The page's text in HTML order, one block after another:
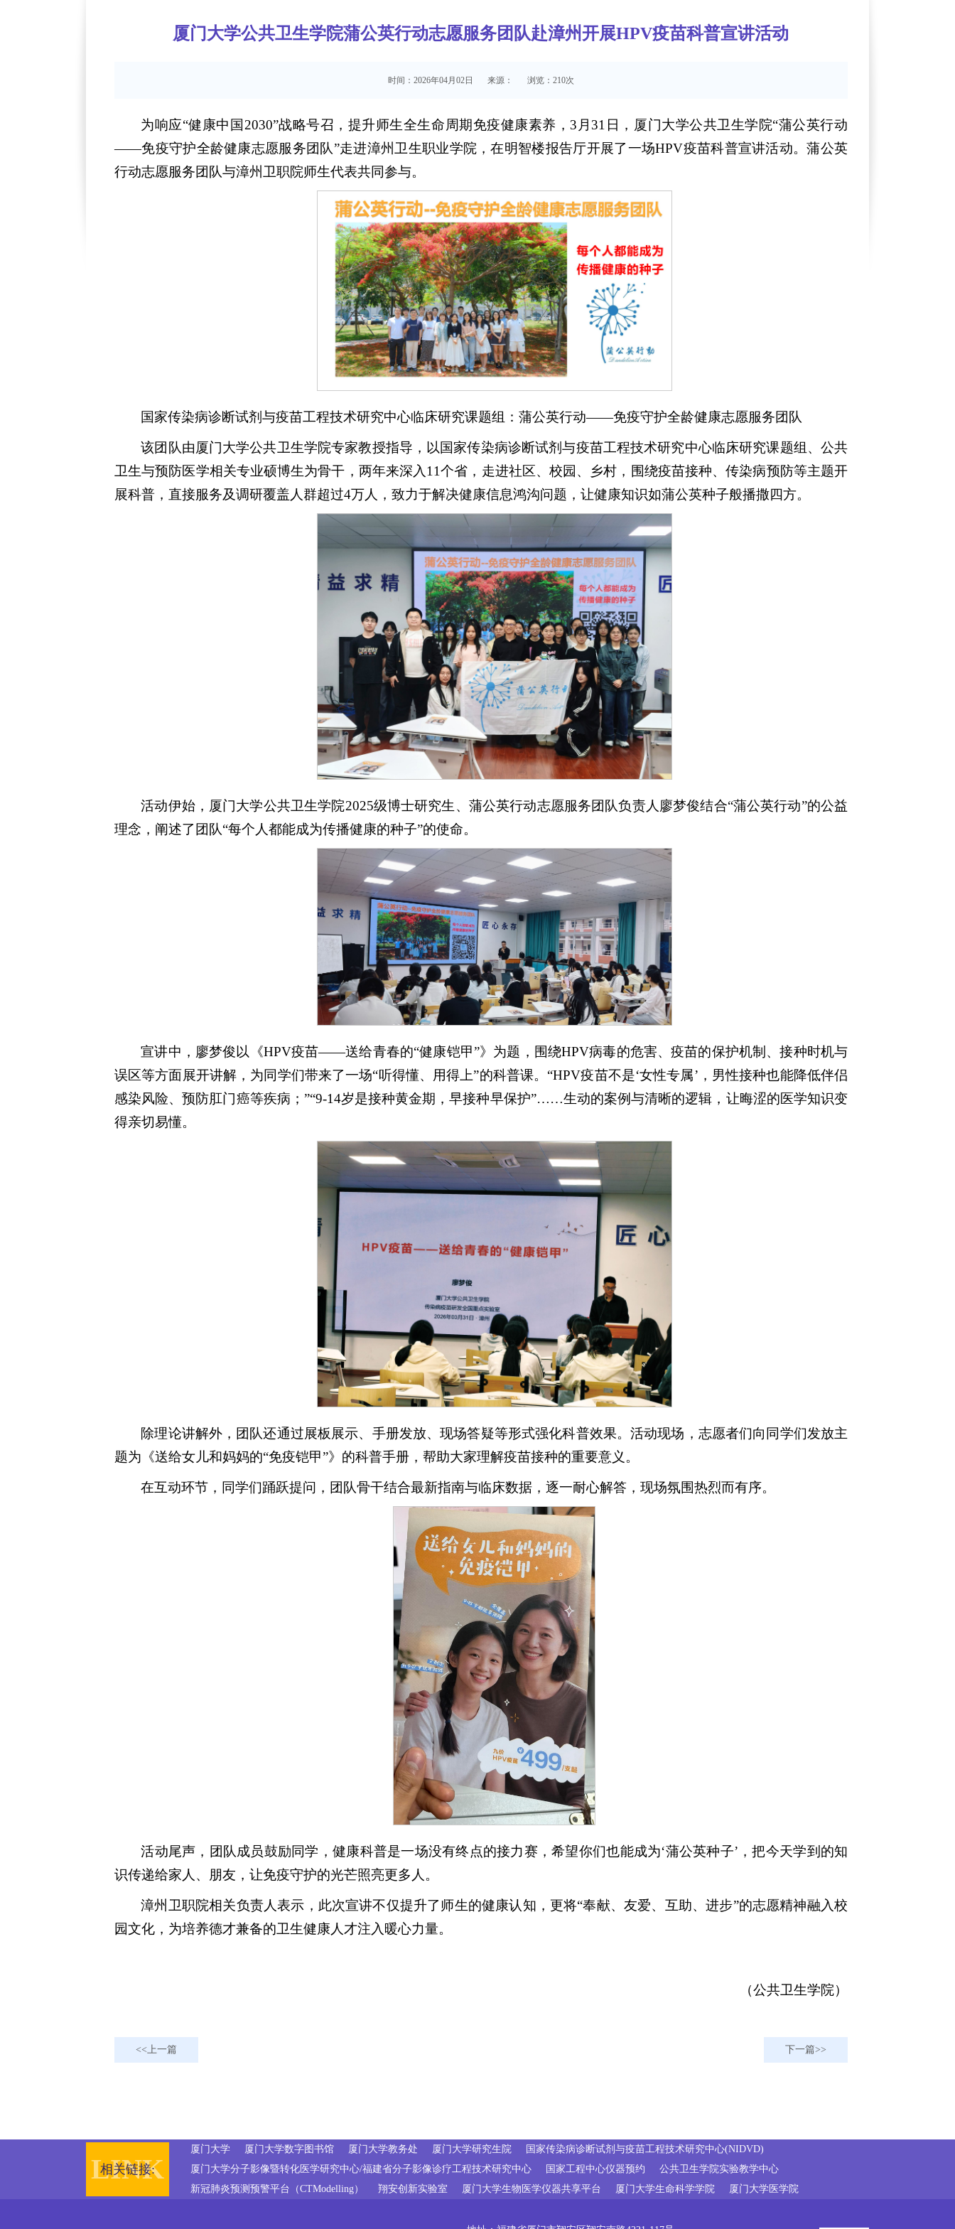
厦门大学公共卫生学院蒲公英行动志愿服务团队赴漳州开展HPV疫苗科普宣讲活动
时间：2026年04月02日 来源： 浏览： 210次
为响应“健康中国2030”战略号召，提升师生全生命周期免疫健康素养，3月31日，厦门大学公共卫生学院“蒲公英行动
——免疫守护全龄健康志愿服务团队”走进漳州卫生职业学院，在明智楼报告厅开展了一场HPV疫苗科普宣讲活动。蒲公英
行动志愿服务团队与漳州卫职院师生代表共同参与。
国家传染病诊断试剂与疫苗工程技术研究中心临床研究课题组：蒲公英行动——免疫守护全龄健康志愿服务团队
该团队由厦门大学公共卫生学院专家教授指导，以国家传染病诊断试剂与疫苗工程技术研究中心临床研究课题组、公共
卫生与预防医学相关专业硕博生为骨干，两年来深入11个省，走进社区、校园、乡村，围绕疫苗接种、传染病预防等主题开
展科普，直接服务及调研覆盖人群超过4万人，致力于解决健康信息鸿沟问题，让健康知识如蒲公英种子般播撒四方。
活动伊始，厦门大学公共卫生学院2025级博士研究生、蒲公英行动志愿服务团队负责人廖梦俊结合“蒲公英行动”的公益
理念，阐述了团队“每个人都能成为传播健康的种子”的使命。
宣讲中，廖梦俊以《HPV疫苗——送给青春的“健康铠甲”》为题，围绕HPV病毒的危害、疫苗的保护机制、接种时机与
误区等方面展开讲解，为同学们带来了一场“听得懂、用得上”的科普课。“HPV疫苗不是‘女性专属’，男性接种也能降低伴侣
感染风险、预防肛门癌等疾病；”“9-14岁是接种黄金期，早接种早保护”……生动的案例与清晰的逻辑，让晦涩的医学知识变
得亲切易懂。
除理论讲解外，团队还通过展板展示、手册发放、现场答疑等形式强化科普效果。活动现场，志愿者们向同学们发放主
题为《送给女儿和妈妈的“免疫铠甲”》的科普手册，帮助大家理解疫苗接种的重要意义。
在互动环节，同学们踊跃提问，团队骨干结合最新指南与临床数据，逐一耐心解答，现场氛围热烈而有序。
活动尾声，团队成员鼓励同学，健康科普是一场没有终点的接力赛，希望你们也能成为‘蒲公英种子’，把今天学到的知
识传递给家人、朋友，让免疫守护的光芒照亮更多人。
漳州卫职院相关负责人表示，此次宣讲不仅提升了师生的健康认知，更将“奉献、友爱、互助、进步”的志愿精神融入校
园文化，为培养德才兼备的卫生健康人才注入暖心力量。
（公共卫生学院）
上一篇 下一篇
相关链接:
厦门大学 厦门大学数字图书馆 厦门大学教务处 厦门大学研究生院
国家传染病诊断试剂与疫苗工程技术研究中心(NIDVD)
厦门大学分子影像暨转化医学研究中心/福建省分子影像诊疗工程技术研究中心
国家工程中心仪器预约
公共卫生学院实验教学中心
新冠肺炎预测预警平台（CTModelling）
翔安创新实验室 厦门大学生物医学仪器共享平台 厦门大学生命科学学院 厦门大学医学院